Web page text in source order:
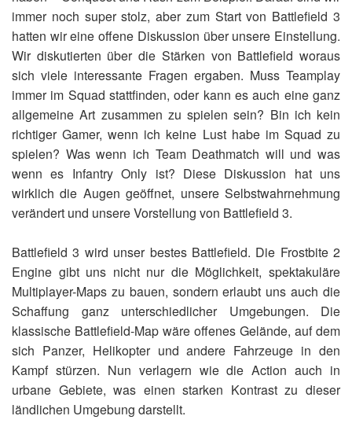
immer noch super stolz, aber zum Start von Battlefield 3
hatten wir eine offene Diskussion über unsere Einstellung.
Wir diskutierten über die Stärken von Battlefield woraus
sich viele interessante Fragen ergaben. Muss Teamplay
immer im Squad stattfinden, oder kann es auch eine ganz
allgemeine Art zusammen zu spielen sein? Bin ich kein
richtiger Gamer, wenn ich keine Lust habe im Squad zu
spielen? Was wenn ich Team Deathmatch will und was
wenn es Infantry Only ist? Diese Diskussion hat uns
wirklich die Augen geöffnet, unsere Selbstwahrnehmung
verändert und unsere Vorstellung von Battlefield 3.
Battlefield 3 wird unser bestes Battlefield. Die Frostbite 2
Engine gibt uns nicht nur die Möglichkeit, spektakuläre
Multiplayer-Maps zu bauen, sondern erlaubt uns auch die
Schaffung ganz unterschiedlicher Umgebungen. Die
klassische Battlefield-Map wäre offenes Gelände, auf dem
sich Panzer, Helikopter und andere Fahrzeuge in den
Kampf stürzen. Nun verlagern wie die Action auch in
urbane Gebiete, was einen starken Kontrast zu dieser
ländlichen Umgebung darstellt.